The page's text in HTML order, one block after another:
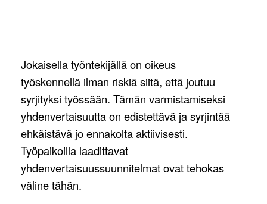
Jokaisella työntekijällä on oikeus
työskennellä ilman riskiä siitä, että joutuu
syrjityksi työssään. Tämän varmistamiseksi
yhdenvertaisuutta on edistettävä ja syrjintää
ehkäistävä jo ennakolta aktiivisesti.
Työpaikoilla laadittavat
yhdenvertaisuussuunnitelmat ovat tehokas
väline tähän.